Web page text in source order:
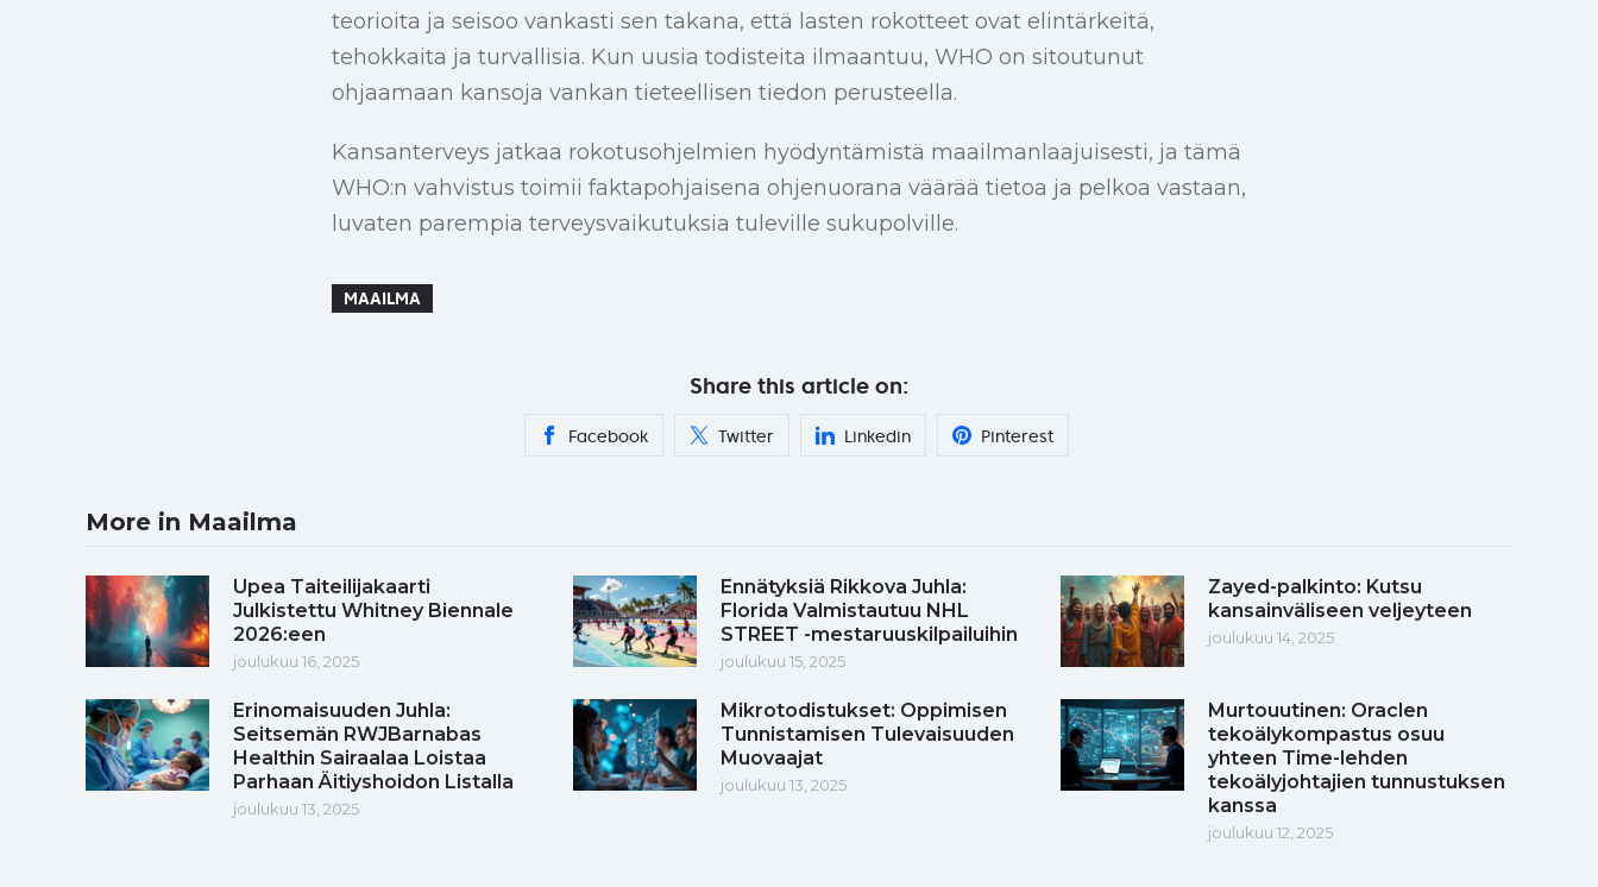
teorioita ja seisoo vankasti sen takana, että lasten rokotteet ovat elintärkeitä,
tehokkaita ja turvallisia. Kun uusia todisteita ilmaantuu, WHO on sitoutunut
ohjaamaan kansoja vankan tieteellisen tiedon perusteella.
Kansanterveys jatkaa rokotusohjelmien hyödyntämistä maailmanlaajuisesti, ja tämä
WHO:n vahvistus toimii faktapohjaisena ohjenuorana väärää tietoa ja pelkoa vastaan,
luvaten parempia terveysvaikutuksia tuleville sukupolville.
MAAILMA
Share this article on:
Facebook Twitter Linkedin Pinterest
More in Maailma
Upea Taiteilijakaarti
Julkistettu Whitney Biennale
2026:een
joulukuu 16, 2025
Ennätyksiä Rikkova Juhla:
Florida Valmistautuu NHL
STREET -mestaruuskilpailuihin
joulukuu 15, 2025
Zayed-palkinto: Kutsu
kansainväliseen veljeyteen
joulukuu 14, 2025
Erinomaisuuden Juhla:
Seitsemän RWJBarnabas
Healthin Sairaalaa Loistaa
Parhaan Äitiyshoidon Listalla
joulukuu 13, 2025
Mikrotodistukset: Oppimisen
Tunnistamisen Tulevaisuuden
Muovaajat
joulukuu 13, 2025
Murtouutinen: Oraclen
tekoälykompastus osuu
yhteen Time-lehden
tekoälyjohtajien tunnustuksen
kanssa
joulukuu 12, 2025